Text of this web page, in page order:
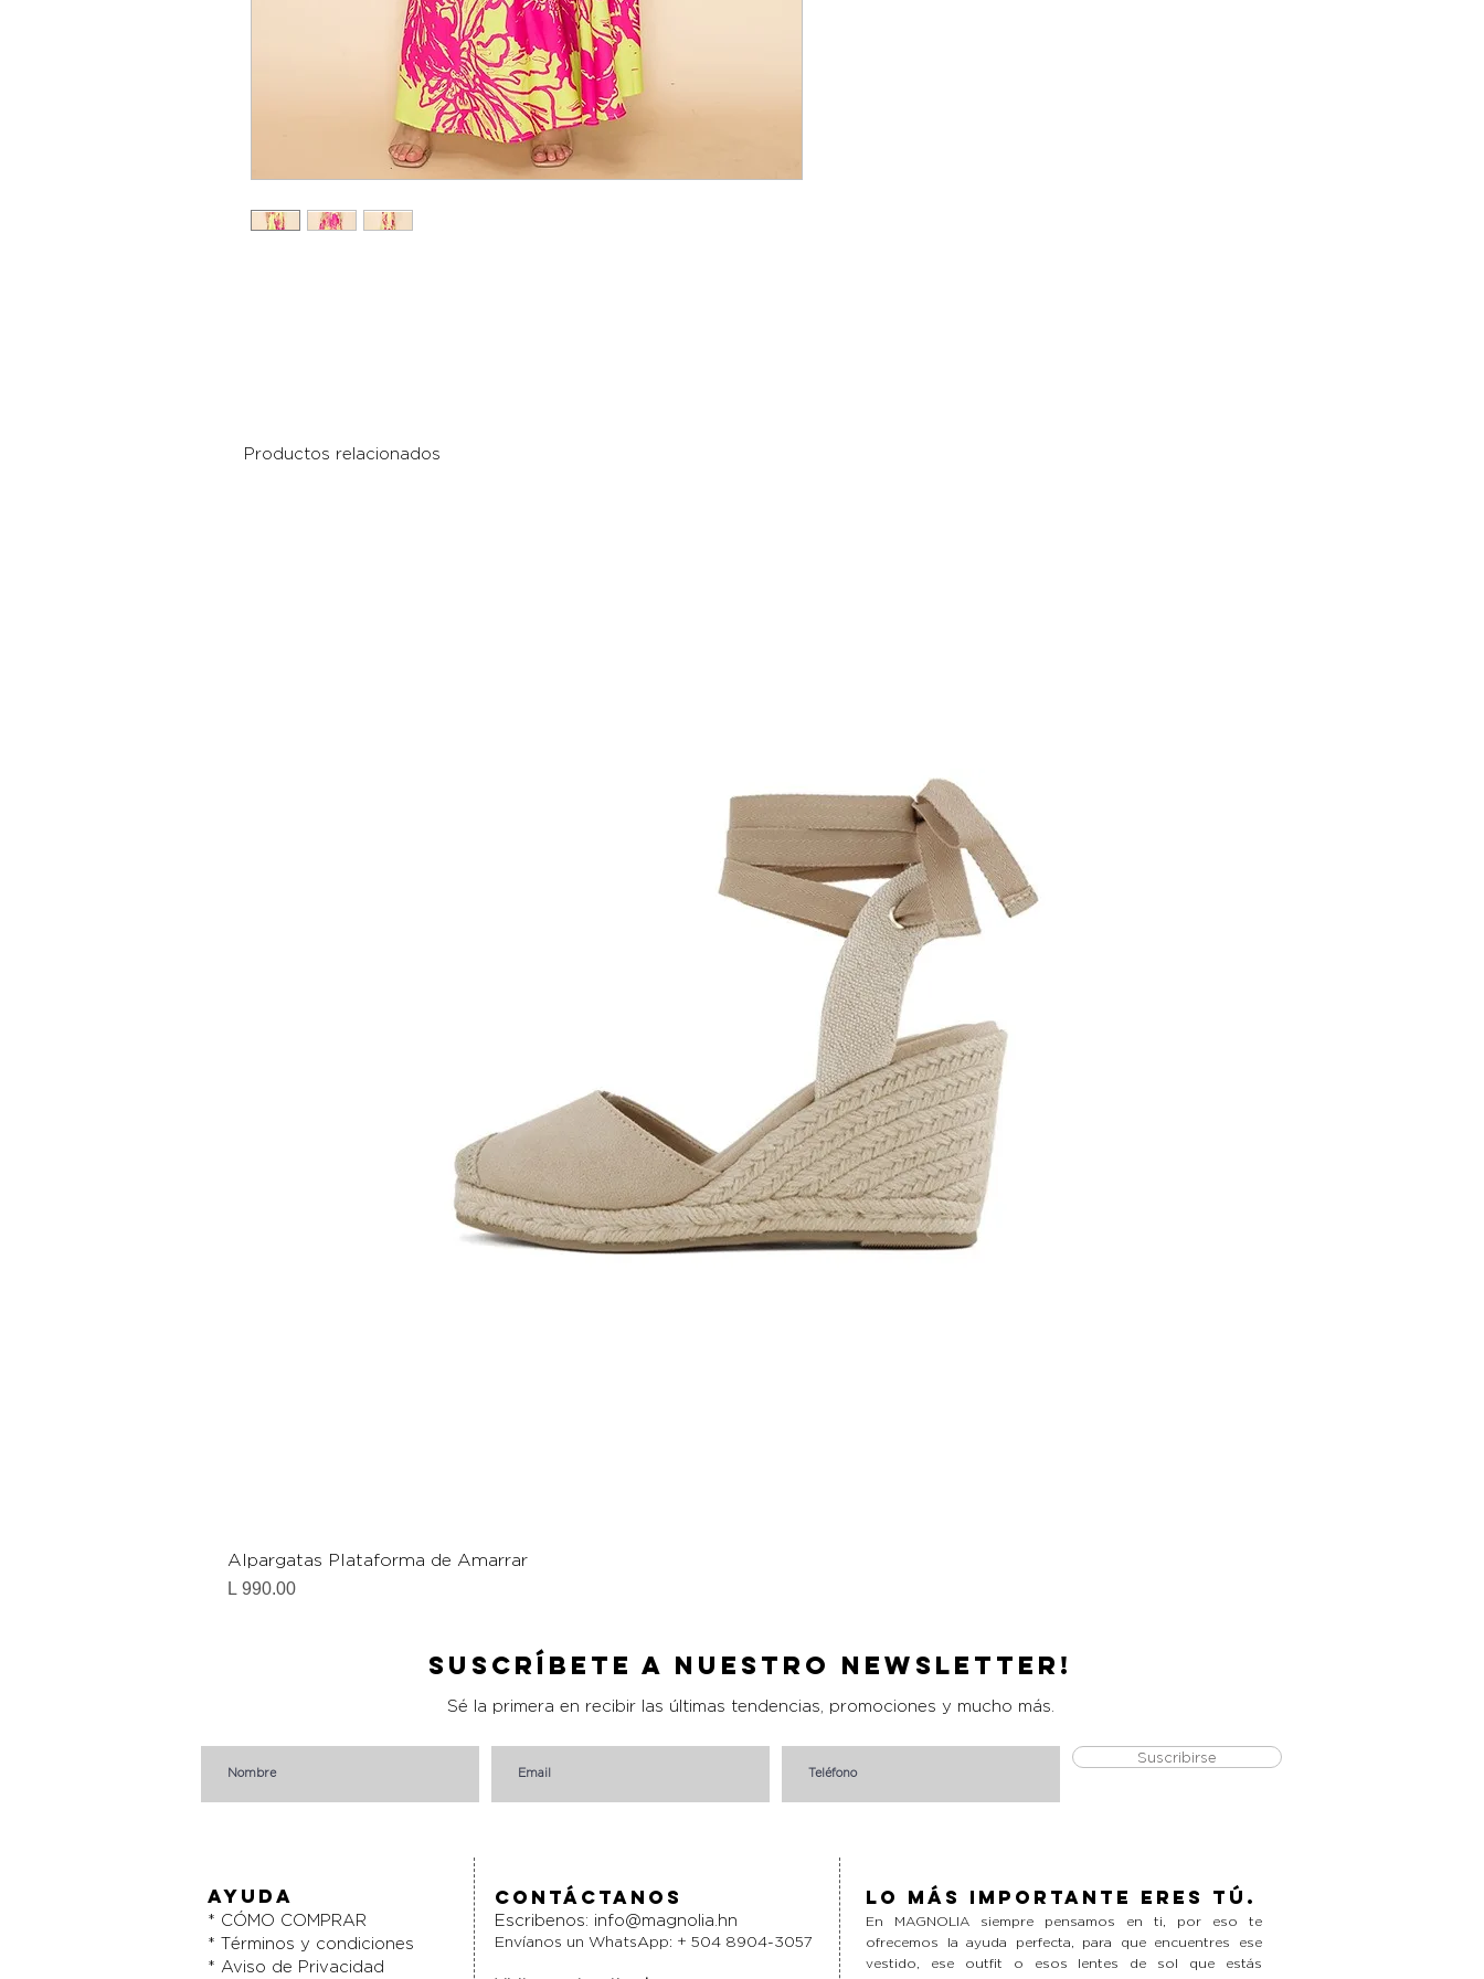
Productos relacionados
Alpargatas Plataforma de Amarrar
Precio
L 990.00
Suscríbete a nuestro Newsletter!
Sé la primera en recibir las últimas tendencias, promociones y mucho más.
Suscribirse
AYUDA
* CÓMO COMPRAR
* Términos y condiciones
* Aviso de Privacidad
Contáctanos
Escribenos: info@magnolia.hn
Envíanos un WhatsApp: + 504 8904-3057
Lo más importante eres tú.
En MAGNOLIA siempre pensamos en ti, por eso te
ofrecemos la ayuda perfecta, para que encuentres ese
vestido, ese outfit o esos lentes de sol que estás